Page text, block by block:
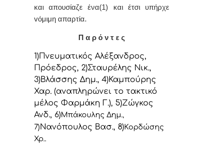
και απουσίαζε ένα(1) και έτσι υπήρχε
vόμιμη απαρτία.
Π α ρ ό ν τ ε ς
1)Πνευματικός Αλέξανδρος,
Πρόεδρoς, 2)Σταυρέλης Νικ.,
3)Βλάσσης Δημ., 4)Καμπούρης
Χαρ. (αναπληρώνει το τακτικό
μέλος Φαρμάκη Γ.), 5)Ζώγκος
Ανδ., 6)Μπάκουλης Δημ.,
7)Νανόπουλος Βασ., 8)Κορδώσης
Χρ..